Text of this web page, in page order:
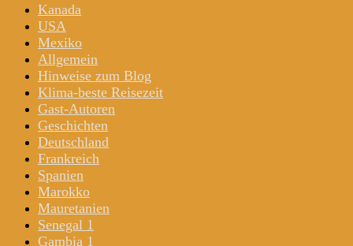
Kanada
USA
Mexiko
Allgemein
Hinweise zum Blog
Klima-beste Reisezeit
Gast-Autoren
Geschichten
Deutschland
Frankreich
Spanien
Marokko
Mauretanien
Senegal 1
Gambia 1